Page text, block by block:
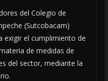
del Colegio de
(Sutcobacam)
exigir el cumplimiento de
de medidas de
del sector, mediante la